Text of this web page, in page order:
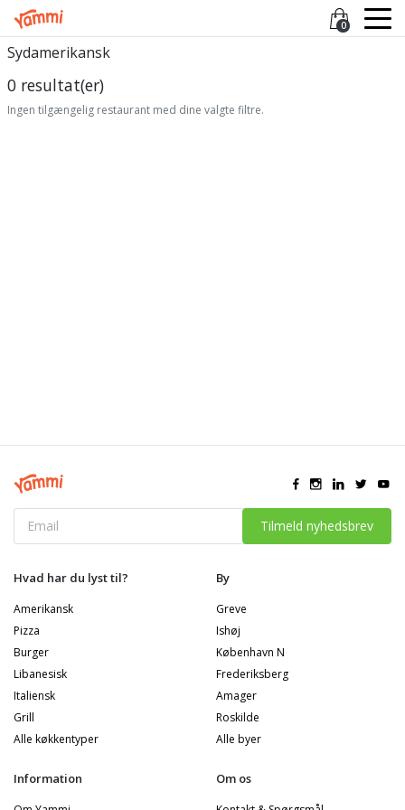
0
Sydamerikansk
0 resultat(er)
Ingen tilgængelig restaurant med dine valgte filtre.
Tilmeld nyhedsbrev
Hvad har du lyst til?
Amerikansk
Pizza
Burger
Libanesisk
Italiensk
Grill
Alle køkkentyper
By
Greve
Ishøj
København N
Frederiksberg
Amager
Roskilde
Alle byer
Information Om os